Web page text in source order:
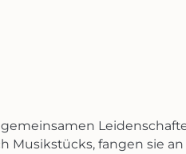
fangen sie